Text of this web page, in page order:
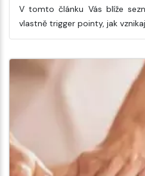
V tomto článku Vás blíže
vlastně trigger pointy, jak